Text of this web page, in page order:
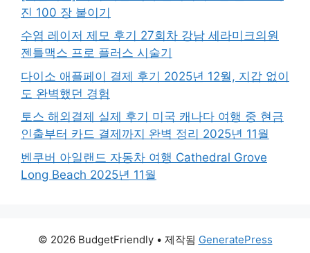
진 100 장 붙이기
수염 레이저 제모 후기 27회차 강남 세라미크의원
젠틀맥스 프로 플러스 시술기
다이소 애플페이 결제 후기 2025년 12월, 지갑 없이
도 완벽했던 경험
토스 해외결제 실제 후기 미국 캐나다 여행 중 현금
인출부터 카드 결제까지 완벽 정리 2025년 11월
벤쿠버 아일랜드 자동차 여행 Cathedral Grove
Long Beach 2025년 11월
© 2026 BudgetFriendly• 제작됨 GeneratePress